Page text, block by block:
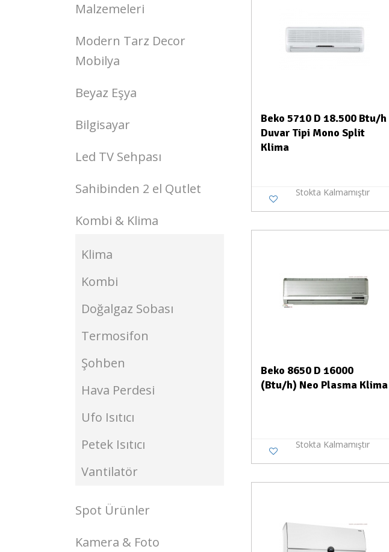
Malzemeleri
Modern Tarz Decor
Mobilya
Beyaz Eşya
Bilgisayar
Led TV Sehpası
Sahibinden 2 el Qutlet
Kombi & Klima
Klima
Kombi
Doğalgaz Sobası
Termosifon
Şohben
Hava Perdesi
Ufo Isıtıcı
Petek Isıtıcı
Vantilatör
Spot Ürünler
Kamera & Foto
Beko 5710 D 18.500 Btu/h
Duvar Tipi Mono Split
Klima
Stokta Kalmamıştır
Beko 8650 D 16000
(Btu/h) Neo Plasma Klima
Stokta Kalmamıştır